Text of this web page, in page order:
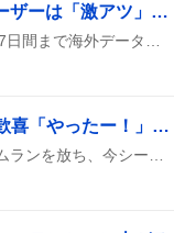
LINEMO、Starlink無償化で海外データが無料に ユーザーは「激アツ」感で歓喜
柘植世那、約4年ぶりの同点ソロホームランでファン歓喜「やったー！」と熱狂